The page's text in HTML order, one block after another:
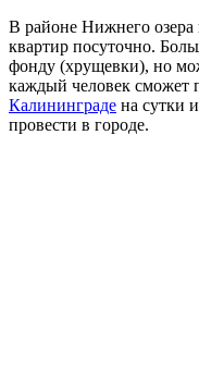
В районе Нижнего озера
квартир посуточно.
фонду (хрущевки), но
каждый человек сможет
Калининграде на сутки
провести в городе.